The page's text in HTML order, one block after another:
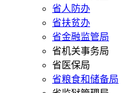
省人防办
省扶贫办
省金融监管局
省机关事务局
省医保局
省粮食和储备局